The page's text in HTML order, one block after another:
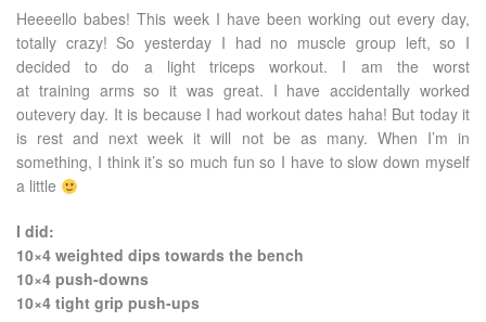
Heeeello babes! This week I have been working out every day,
totally crazy! So yesterday I had no muscle group left, so I
decided to do a light triceps workout. I am the worst
at training arms so it was great. I have accidentally worked
outevery day. It is because I had workout dates haha! But today it
is rest and next week it will not be as many. When I’m in
something, I think it’s so much fun so I have to slow down myself
a little
I did:
10×4 weighted dips towards the bench
10×4 push-downs
10×4 tight grip push-ups